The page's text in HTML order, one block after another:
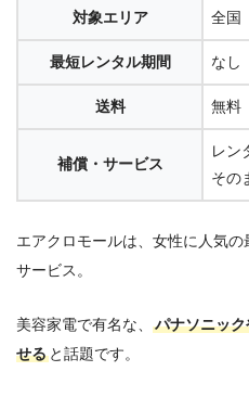
対象エリア 全国
最短レンタル期間 なし
送料 無料
補償・サービス
レン
その
エアクロモールは、女性に人気
サービス。
美容家電で有名な、
パナソニッ
せる と話題です。